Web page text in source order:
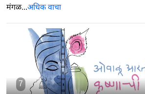
मंगळ...अधिक वाचा
7